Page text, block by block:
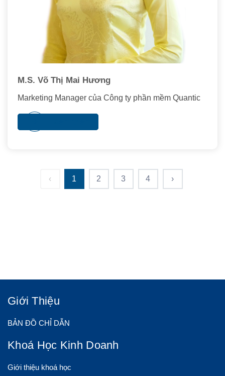
M.S. Võ Thị Mai Hương
Marketing Manager của Công ty phần mềm Quantic
‹ 1 2 3 4 ›
Giới Thiệu
BẢN ĐỒ CHỈ DẪN
Khoá Học Kinh Doanh
Giới thiệu khoá học